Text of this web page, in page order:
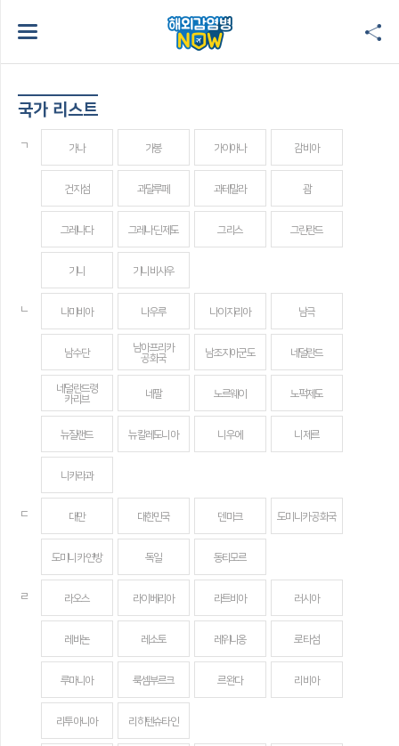
국가 리스트
ㄱ 가나 가봉 가이아나 감비아
건지섬 과달루페 과테말라 괌
그레나다 그레나딘 제도 그리스 그린란드
기니 기니비사우
ㄴ 나미비아 나우루 나이지리아 남극
남수단
남아프리카
공화국
남조지아군도 네덜란드
네덜란드령
카리브
네팔 노르웨이 노퍽제도
뉴질랜드 뉴칼레도니아 니우에 니제르
니카라과
ㄷ 대만 대한민국 덴마크 도미니카 공화국
도미니카 연방 독일 동티모르
ㄹ 라오스 라이베리아 라트비아 러시아
레바논 레소토 레위니옹 로타섬
루마니아 룩셈부르크 르완다 리비아
리투아니아 리히텐슈타인